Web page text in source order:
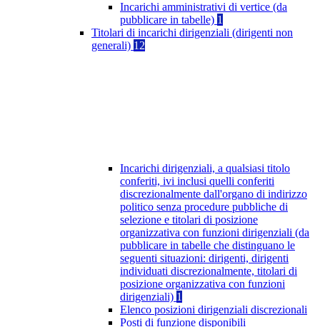
Incarichi amministrativi di vertice (da
pubblicare in tabelle) 1
Titolari di incarichi dirigenziali (dirigenti non
generali) 12
Incarichi dirigenziali, a qualsiasi titolo
conferiti, ivi inclusi quelli conferiti
discrezionalmente dall'organo di indirizzo
politico senza procedure pubbliche di
selezione e titolari di posizione
organizzativa con funzioni dirigenziali (da
pubblicare in tabelle che distinguano le
seguenti situazioni: dirigenti, dirigenti
individuati discrezionalmente, titolari di
posizione organizzativa con funzioni
dirigenziali) 1
Elenco posizioni dirigenziali discrezionali
Posti di funzione disponibili